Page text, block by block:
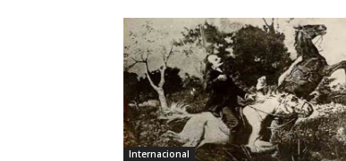
Internacional